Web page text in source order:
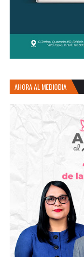
AHORA AL MEDIODIA